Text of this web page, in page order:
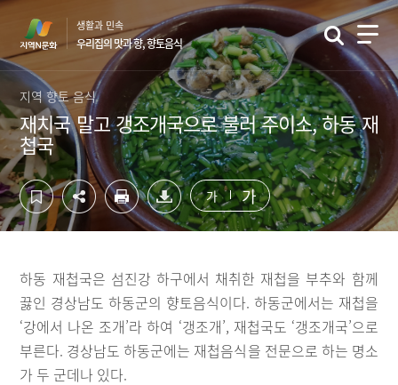
컨
츠
영
역
바
로
가
기
하
영
역
바
로
가
기
생활과 민속
우리집의 맛과 향, 향토음식
지역 향토 음식
재치국 말고 갱조개국으로 불러 주이소, 하동 재
첩국
가 가
하동 재첩국은 섬진강 하구에서 채취한 재첩을 부추와 함께
끓인 경상남도 하동군의 향토음식이다. 하동군에서는 재첩을
‘강에서 나온 조개’라 하여 ‘갱조개’, 재첩국도 ‘갱조개국’으로
부른다. 경상남도 하동군에는 재첩음식을 전문으로 하는 명소
가 두 군데나 있다.